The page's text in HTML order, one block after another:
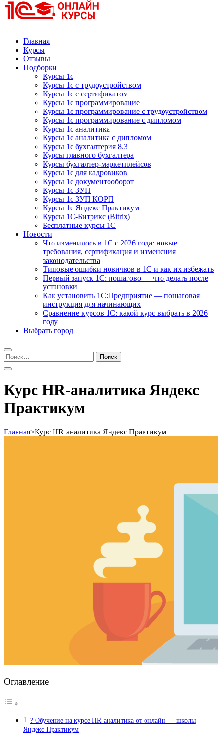
Курсы 1С
Курсы 1С официальная сертификация
Главная
Курсы
Отзывы
Подборки
Курсы 1с
Курсы 1с с трудоустройством
Курсы 1с с сертификатом
Курсы 1с программирование
Курсы 1с программирование с трудоустройством
Курсы 1с программирование с дипломом
Курсы 1с аналитика
Курсы 1с аналитика с дипломом
Курсы 1с бухгалтерия 8.3
Курсы главного бухгалтера
Курсы бухгалтер-маркетплейсов
Курсы 1с для кадровиков
Курсы 1с документооборот
Курсы 1с ЗУП
Курсы 1с ЗУП КОРП
Курсы 1с Яндекс Практикум
Курсы 1С-Битрикс (Bitrix)
Бесплатные курсы 1С
Новости
Что изменилось в 1С с 2026 года: новые
требования, сертификация и изменения
законодательства
Типовые ошибки новичков в 1С и как их избежать
Первый запуск 1С: пошагово — что делать после
установки
Как установить 1С:Предприятие — пошаговая
инструкция для начинающих
Сравнение курсов 1С: какой курс выбрать в 2026
году
Выбрать город
Найти:
Курс HR-аналитика Яндекс
Практикум
Главная>Курс HR-аналитика Яндекс Практикум
Оглавление
? Обучение на курсе HR-аналитика от онлайн — школы
Яндекс Практикум